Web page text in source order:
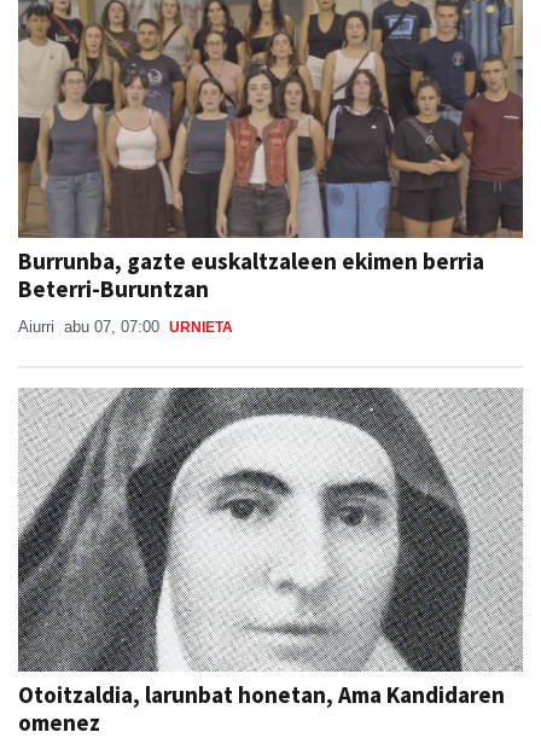
Burrunba, gazte euskaltzaleen ekimen berria
Beterri-Buruntzan
Aiurri abu 07, 07:00 URNIETA
Otoitzaldia, larunbat honetan, Ama Kandidaren
omenez